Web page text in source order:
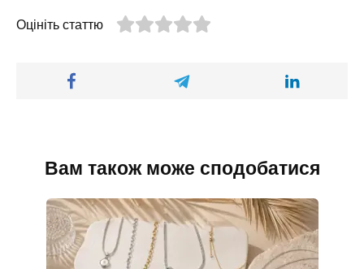
Оцініть статтю
Вам також може сподобатися